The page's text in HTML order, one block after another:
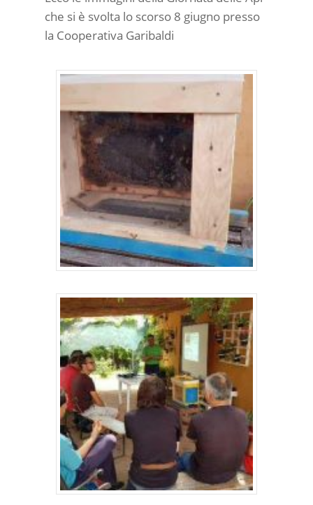
che si è svolta lo scorso 8 giugno presso
la Cooperativa Garibaldi